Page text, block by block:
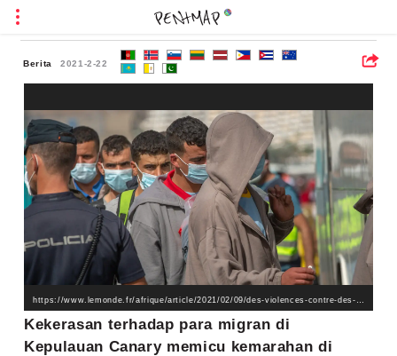
Berita 2021-2-22
https://www.lemonde.fr/afrique/article/2021/02/09/des-violences-contre-des-migrants-aux-canaries-suscitent-l-indignation-au-maroc_6069364_3212.html
Kekerasan terhadap para migran di
Kepulauan Canary memicu kemarahan di